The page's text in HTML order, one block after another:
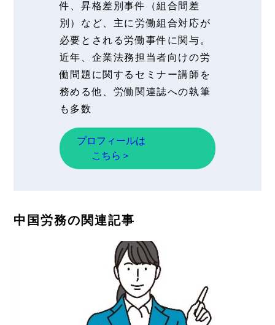
件、昇格差別事件（組合間差
別）など、主に労働組合対応が
必要とされる労働事件に関与。
近年、企業法務担当者向けの労
働問題に関するセミナー講師を
務める他、労働関連誌への執筆
も多数
プロフィールは
こちら＞
中国労務の関連記事